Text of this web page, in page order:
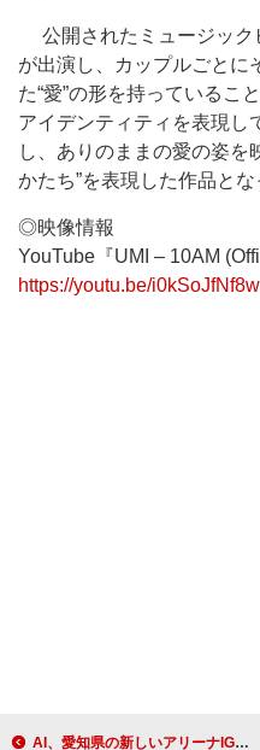
公開されたミュージック
が出演し、カップルごとに
た“愛”の形を持っているこ
アイデンティティを表現し
し、ありのままの愛の姿を
かたち”を表現した作品とな
◎映像情報
YouTube『UMI – 10AM
https://youtu.be/i0kSoJfNf8w
AI、愛知県の新しいアリーナIGアリーナにて初めて歌声を披露した「Story」の映像公開